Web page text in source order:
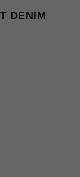
DENIM